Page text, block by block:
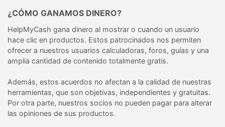
¿CÓMO GANAMOS DINERO?
HelpMyCash gana dinero al mostrar o cuando un usuario
hace clic en productos. Estos patrocinados nos permiten
ofrecer a nuestros usuarios calculadoras, foros, guías y una
amplia cantidad de contenido totalmente gratis.
Además, estos acuerdos no afectan a la calidad de nuestras
herramientas, que son objetivas, independientes y gratuitas.
Por otra parte, nuestros socios no pueden pagar para alterar
las opiniones de sus productos.